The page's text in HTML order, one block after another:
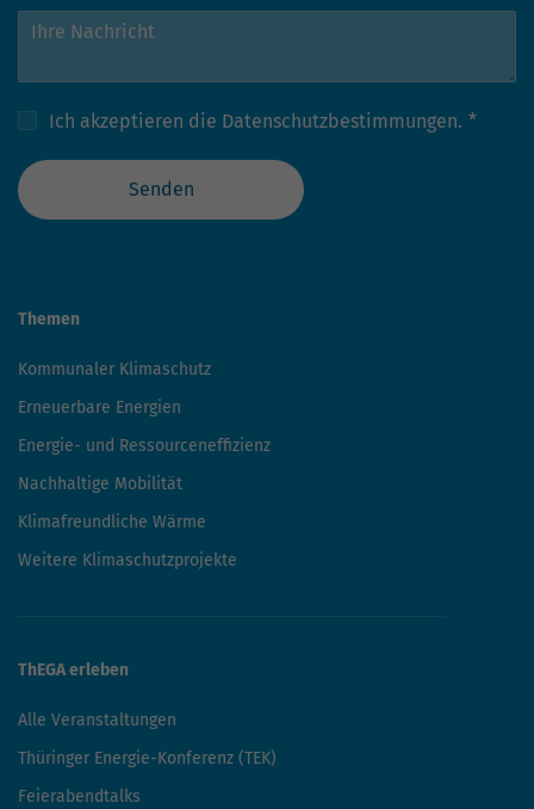
Ich akzeptieren die Datenschutzbestimmungen. *
Senden
Themen
Kommunaler Klimaschutz
Erneuerbare Energien
Energie- und Ressourceneffizienz
Nachhaltige Mobilität
Klimafreundliche Wärme
Weitere Klimaschutzprojekte
ThEGA erleben
Alle Veranstaltungen
Thüringer Energie-Konferenz (TEK)
Feierabendtalks